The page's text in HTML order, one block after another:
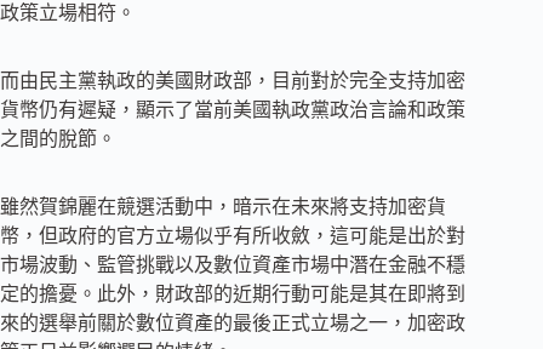
政策立場相符。
而由民主黨執政的美國財政部，目前對於完全支持加密
貨幣仍有遲疑，顯示了當前美國執政黨政治言論和政策
之間的脫節。
雖然賀錦麗在競選活動中，暗示在未來將支持加密貨
幣，但政府的官方立場似乎有所收斂，這可能是出於對
市場波動、監管挑戰以及數位資產市場中潛在金融不穩
定的擔憂。此外，財政部的近期行動可能是其在即將到
來的選舉前關於數位資產的最後正式立場之一，加密政